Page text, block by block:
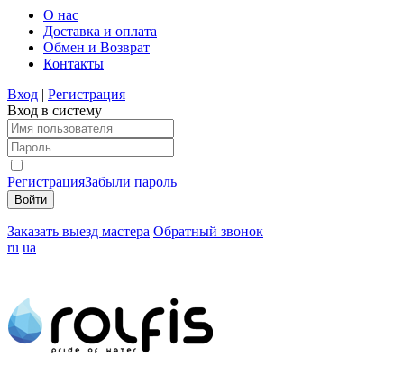
О нас
Доставка и оплата
Обмен и Возврат
Контакты
Вход | Регистрация
Вход в систему
РегистрацияЗабыли пароль
Заказать выезд мастера Обратный звонок
ru ua